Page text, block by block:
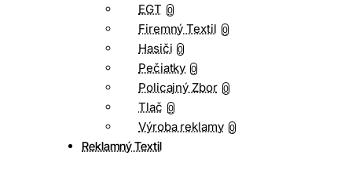
EGT 0
Firemný Textil 0
Hasiči 0
Pečiatky 0
Policajný Zbor 0
Tlač 0
Výroba reklamy 0
Reklamný Textil